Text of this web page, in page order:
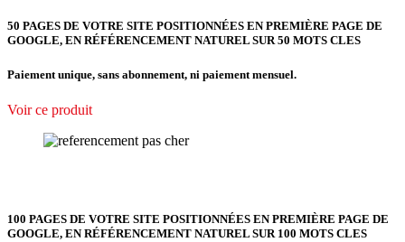
50 PAGES DE VOTRE SITE POSITIONNÉES EN PREMIÈRE PAGE DE
GOOGLE, EN RÉFÉRENCEMENT NATUREL SUR 50 MOTS CLES
Paiement unique, sans abonnement, ni paiement mensuel.
Voir ce produit
100 PAGES DE VOTRE SITE POSITIONNÉES EN PREMIÈRE PAGE DE
GOOGLE, EN RÉFÉRENCEMENT NATUREL SUR 100 MOTS CLES